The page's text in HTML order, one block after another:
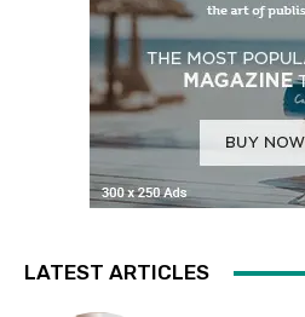
LATEST ARTICLES